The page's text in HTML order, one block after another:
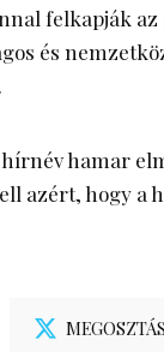
felkapják
és
hamar
azért, hogy a